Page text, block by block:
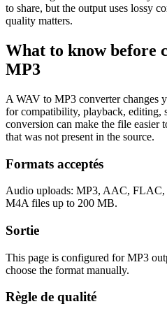
to share, but the output uses lossy
quality matters.
What to know before
MP3
A WAV to MP3 converter changes
for compatibility, playback, editing,
conversion can make the file easier
that was not present in the source.
Formats acceptés
Audio uploads: MP3, AAC,
M4A files up to 200 MB.
Sortie
This page is configured for MP3
choose the format manually.
Règle de qualité